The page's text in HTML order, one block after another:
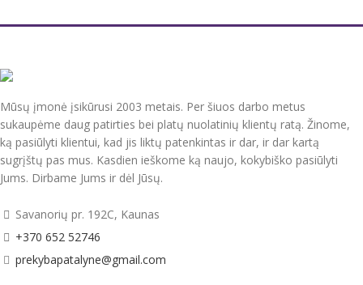
Mūsų įmonė įsikūrusi 2003 metais. Per šiuos darbo metus
sukaupėme daug patirties bei platų nuolatinių klientų ratą. Žinome,
ką pasiūlyti klientui, kad jis liktų patenkintas ir dar, ir dar kartą
sugrįštų pas mus. Kasdien ieškome ką naujo, kokybiško pasiūlyti
Jums. Dirbame Jums ir dėl Jūsų.
Savanorių pr. 192C, Kaunas
+370 652 52746
prekybapatalyne@gmail.com